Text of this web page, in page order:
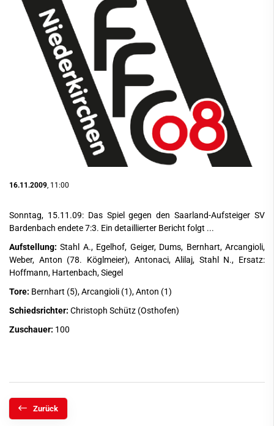
16.11.2009 , 11:00
Sonntag, 15.11.09: Das Spiel gegen den Saarland-Aufsteiger SV
Bardenbach endete 7:3. Ein detaillierter Bericht folgt ...
Aufstellung: Stahl A., Egelhof, Geiger, Dums, Bernhart, Arcangioli,
Weber, Anton (78. Köglmeier), Antonaci, Alilaj, Stahl N., Ersatz:
Hoffmann, Hartenbach, Siegel
Tore: Bernhart (5), Arcangioli (1), Anton (1)
Schiedsrichter: Christoph Schütz (Osthofen)
Zuschauer: 100
Zurück